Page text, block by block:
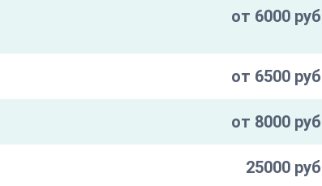
от 6000 руб
от 6500 руб
от 8000 руб
25000 руб